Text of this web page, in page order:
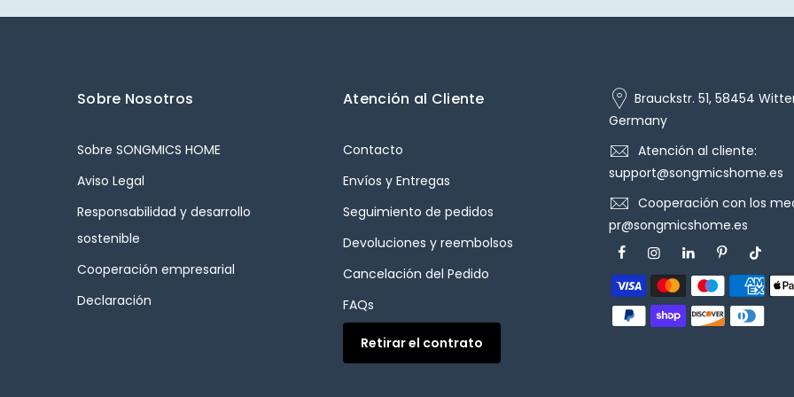
Sobre Nosotros
Sobre SONGMICS HOME
Aviso Legal
Responsabilidad y desarrollo
sostenible
Cooperación empresarial
Declaración
Atención al Cliente
Contacto
Envíos y Entregas
Seguimiento de pedidos
Devoluciones y reembolsos
Cancelación del Pedido
FAQs
Retirar el contrato
Brauckstr. 51, 58454
Germany
Atención al cliente:
support@songmicshome.es
Cooperación con los
pr@songmicshome.es